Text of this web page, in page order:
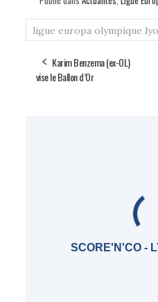
ligue europa olympique
Karim Benzema (ex-OL)
vise le Ballon d’Or
SCORE'N'CO -